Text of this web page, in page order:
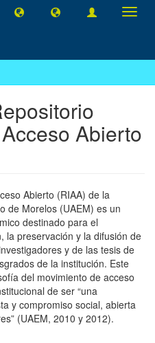
Abierto
Abierto (RIAA) de la
de Morelos (UAEM) es un
destinado para el
la preservación y la difusión de
y de las tesis de
de la institución. Este
del movimiento de acceso
de ser “una
y compromiso social, abierta
(UAEM, 2010 y 2012).